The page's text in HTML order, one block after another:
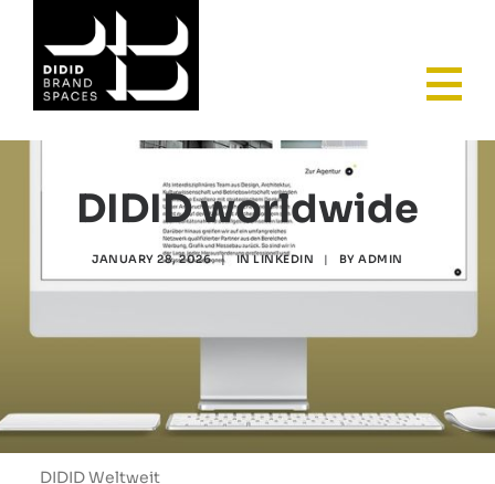
HOME
AGENCY
DIDID worldwide
JANUARY 28, 2026 | INLINKEDIN | BYADMIN
DIDID Weltweit